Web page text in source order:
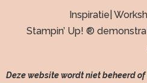
Inspiratie|
Stampin’ Up! ®
Deze website wordt niet beheerd of